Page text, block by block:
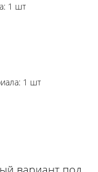
1 шт
1 шт